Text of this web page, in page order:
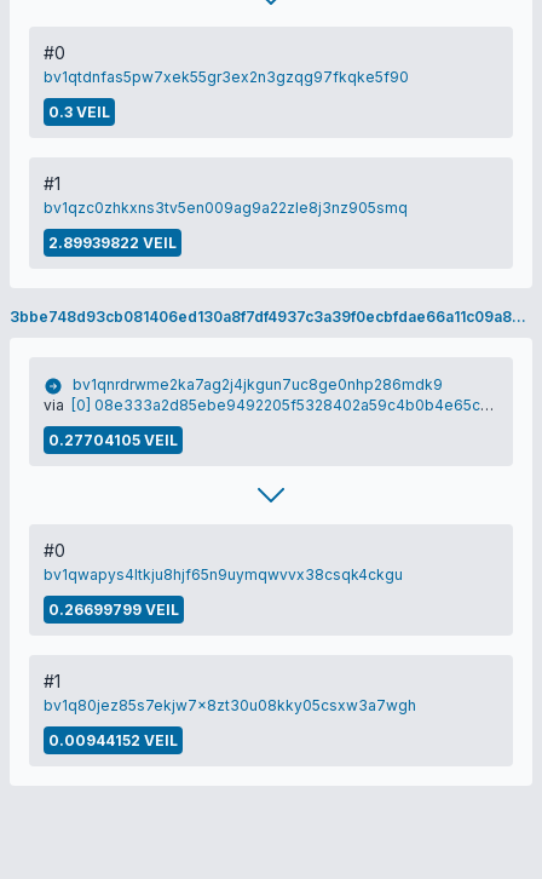
#0
bv1qtdnfas5pw7xek55gr3ex2n3gzqg97fkqke5f90
0.3 VEIL
#1
bv1qzc0zhkxns3tv5en009ag9a22zle8j3nz905smq
2.89939822 VEIL
3bbe748d93cb081406ed130a8f7df4937c3a39f0ecbfdae66a11c09a8dce214f
bv1qnrdrwme2ka7ag2j4jkgun7uc8ge0nhp286mdk9
via
[0] 08e333a2d85ebe9492205f5328402a59c4b0b4e65c70d82429e75231e48dbf8a
0.27704105 VEIL
#0
bv1qwapys4ltkju8hjf65n9uymqwvvx38csqk4ckgu
0.26699799 VEIL
#1
bv1q80jez85s7ekjw7x8zt30u08kky05csxw3a7wgh
0.00944152 VEIL